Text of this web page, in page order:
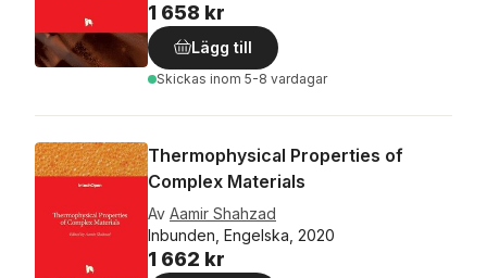
1 658 kr
Lägg till
Skickas inom 5-8 vardagar
Thermophysical Properties of
Complex Materials
Av Aamir Shahzad
Inbunden, Engelska, 2020
1 662 kr